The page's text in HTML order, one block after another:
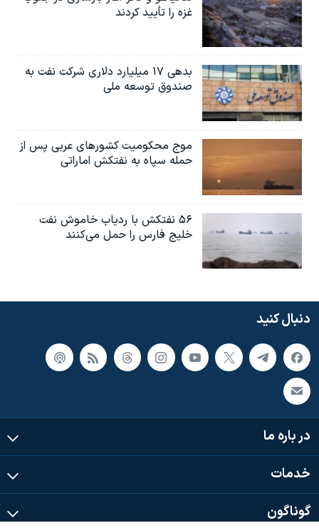
غزه را تأیید کردند
بدهی ۱۷ میلیارد دلاری شرکت نفت به
صندوق توسعه ملی
موج محکومیت کشورهای عربی پس از
حمله سپاه به نفتکش اماراتی
۵۶ نفتکش با ردیاب خاموش نفت
خلیج فارس را حمل می‌کنند
دنبال کنید
در باره ما
خدمات
گوناگون